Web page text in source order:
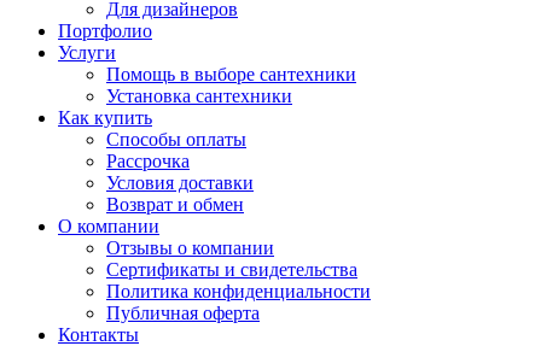
Для дизайнеров
Портфолио
Услуги
Помощь в выборе сантехники
Установка сантехники
Как купить
Способы оплаты
Рассрочка
Условия доставки
Возврат и обмен
О компании
Отзывы о компании
Сертификаты и свидетельства
Политика конфиденциальности
Публичная оферта
Контакты